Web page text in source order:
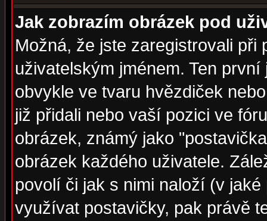
Jak zobrazím obrázek pod
Možná, že jste zaregistrovali
uživatelským jménem. Ten
obvykle ve tvaru hvězdiček
již přidali nebo vaší pozici ve
obrázek, známý jako
obrázek každého uživatele.
povolí či jak s nimi naloží (v
využívat postavičky, pak právě